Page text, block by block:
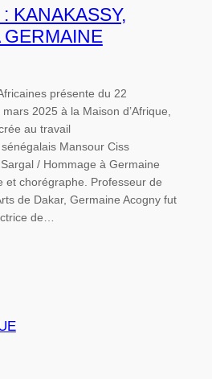
KANAKASSY,
GERMAINE
présente du 22
2025 à la Maison d’Afrique,
au travail
Mansour Ciss
/ Hommage à Germaine
et chorégraphe. Professeur de
de Dakar, Germaine Acogny fut
de…